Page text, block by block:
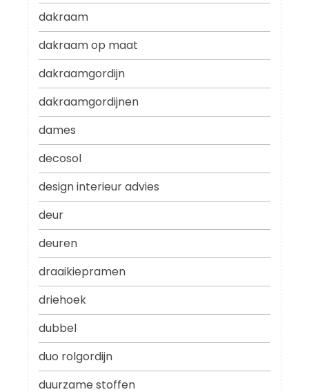
dakraam
dakraam op maat
dakraamgordijn
dakraamgordijnen
dames
decosol
design interieur advies
deur
deuren
draaikiepramen
driehoek
dubbel
duo rolgordijn
duurzame stoffen